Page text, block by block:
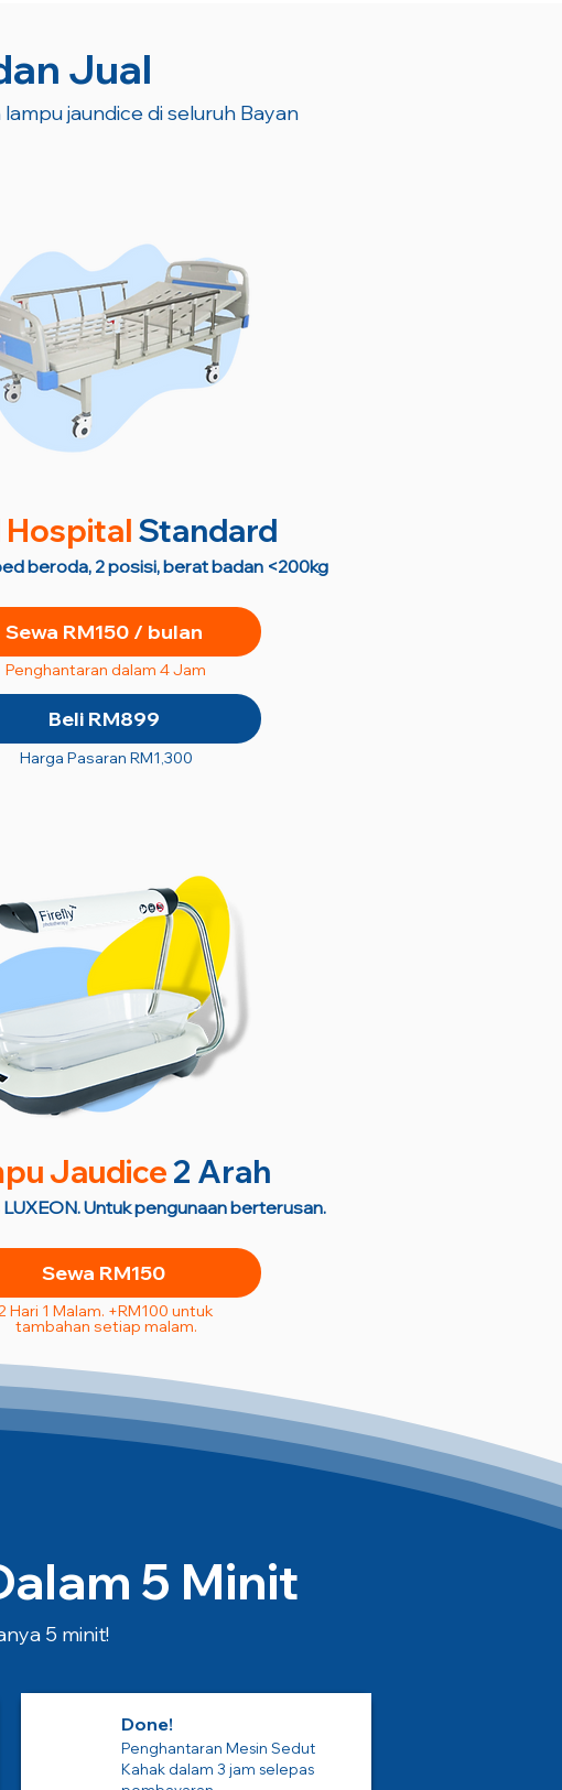
Jual
jaundice di seluruh Bayan
Hospital Standard
beroda, 2 posisi, berat badan <200kg
Sewa RM150 / bulan
Penghantaran dalam 4 Jam
Beli RM899
Harga Pasaran RM1,300
Jaudice2 Arah
Untuk pengunaan berterusan.
Sewa RM150
Hari 1 Malam. +RM100 untuk
tambahan setiap malam.
5 Minit
5 minit!
Done!
Penghantaran Mesin Sedut
Kahak dalam 3 jam selepas